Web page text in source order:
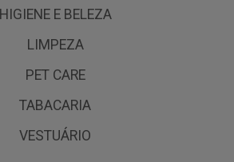
HIGIENE E BELEZA
LIMPEZA
PET CARE
TABACARIA
VESTUÁRIO